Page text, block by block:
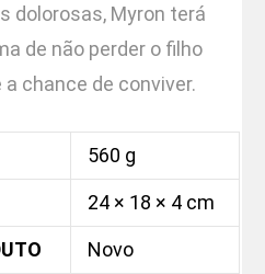
dolorosas, Myron terá
de não perder o filho
chance de conviver.
560 g
24 × 18 × 4 cm
Novo